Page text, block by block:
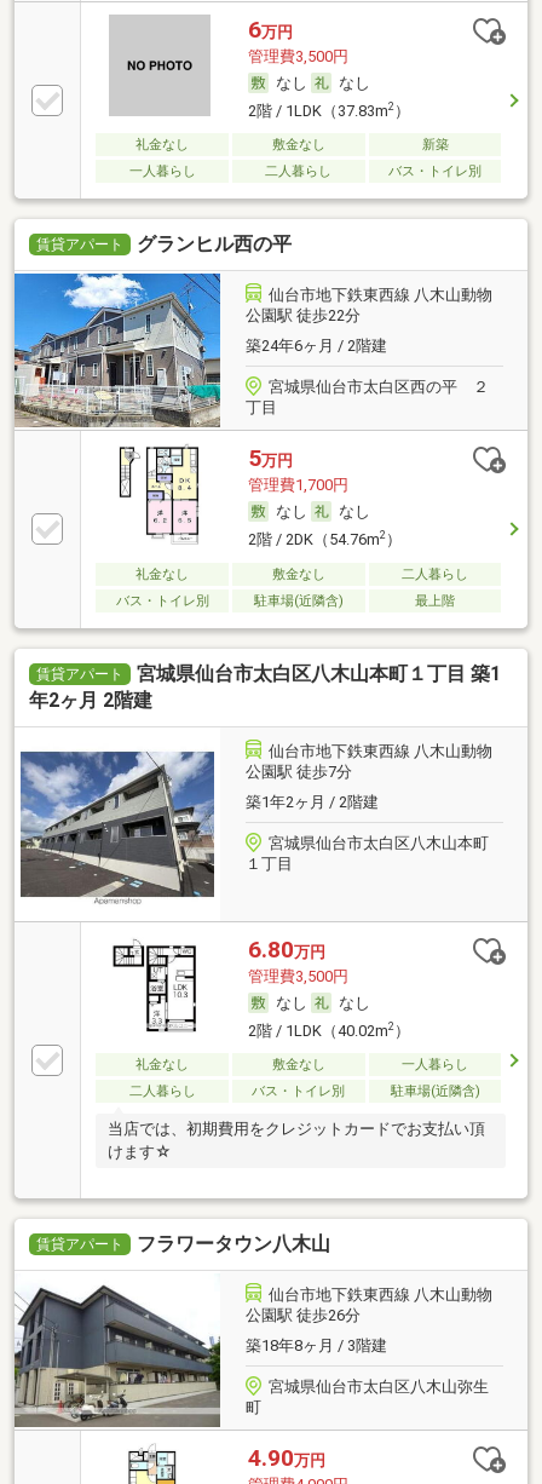
6万円
管理費3,500円
なし
なし
2階 / 1LDK（37.83m2）
礼金なし 敷金なし
新築
一人暮らし
二人暮らし バス・トイレ別
賃貸アパート グランヒル西の平
仙台市地下鉄東西線 八木山動物
公園駅 徒歩22分
築24年6ヶ月 / 2階建
宮城県仙台市太白区西の平 ２
丁目
5万円
管理費1,700円
なし
なし
2階 / 2DK（54.76m2）
礼金なし 敷金なし
二人暮らし
バス・トイレ別
駐車場(近隣含) 最上階
賃貸アパート
宮城県仙台市太白区八木山本町１丁目 築1
年2ヶ月 2階建
仙台市地下鉄東西線 八木山動物
公園駅 徒歩7分
築1年2ヶ月 / 2階建
宮城県仙台市太白区八木山本町
１丁目
6.80万円
管理費3,500円
なし
なし
2階 / 1LDK（40.02m2）
礼金なし 敷金なし
一人暮らし
二人暮らし
バス・トイレ別 駐車場(近隣含)
当店では、初期費用をクレジットカードでお支払い頂
けます☆
賃貸アパート フラワータウン八木山
仙台市地下鉄東西線 八木山動物
公園駅 徒歩26分
築18年8ヶ月 / 3階建
宮城県仙台市太白区八木山弥生
町
4.90万円